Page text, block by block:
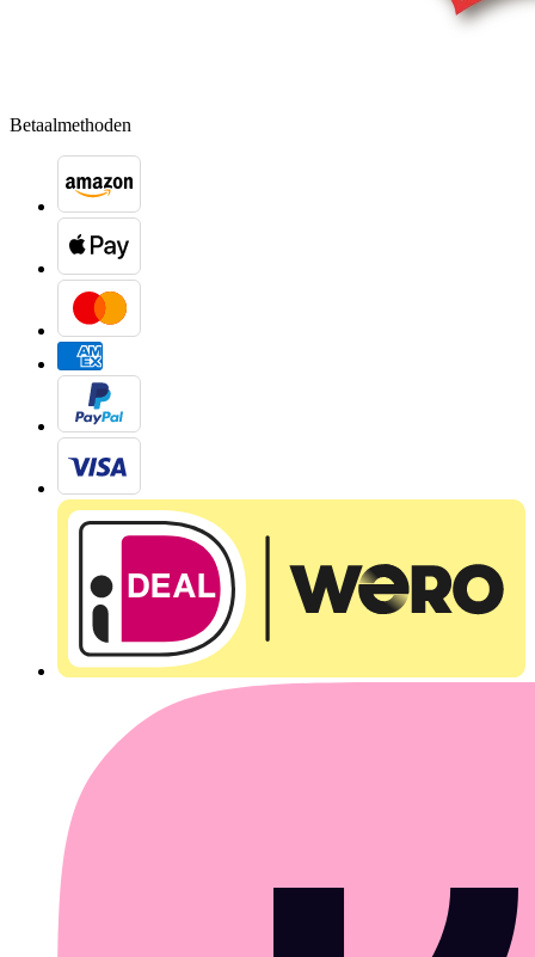
Betaalmethoden